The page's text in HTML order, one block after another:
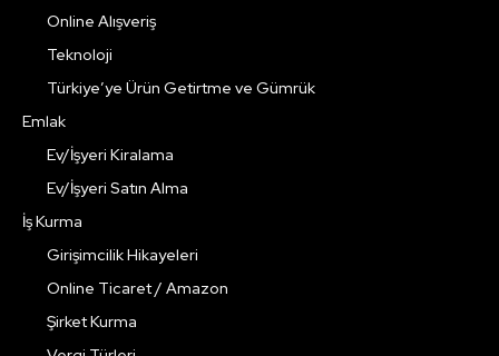
Online Alışveriş
Teknoloji
Türkiye’ye Ürün Getirtme ve Gümrük
Emlak
Ev/İşyeri Kiralama
Ev/İşyeri Satın Alma
İş Kurma
Girişimcilik Hikayeleri
Online Ticaret / Amazon
Şirket Kurma